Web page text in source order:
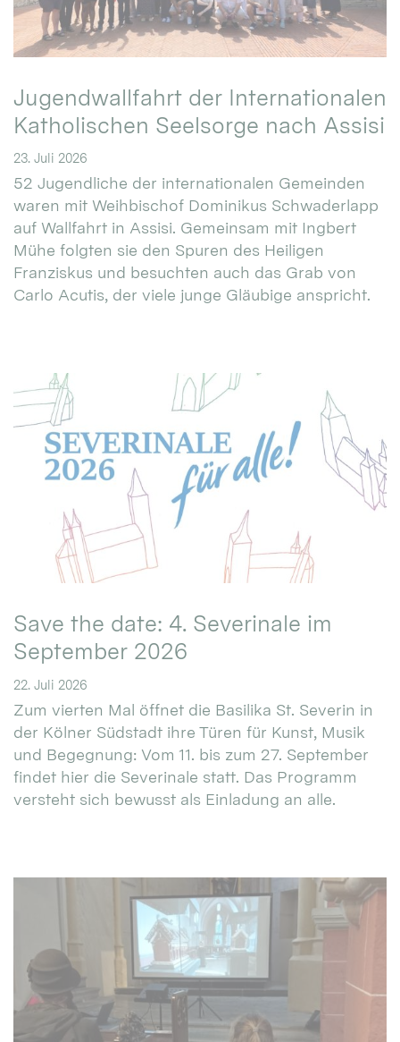
Jugendwallfahrt der Internationalen
Katholischen Seelsorge nach Assisi
23. Juli 2026
52 Jugendliche der internationalen Gemeinden
waren mit Weihbischof Dominikus Schwaderlapp
auf Wallfahrt in Assisi. Gemeinsam mit Ingbert
Mühe folgten sie den Spuren des Heiligen
Franziskus und besuchten auch das Grab von
Carlo Acutis, der viele junge Gläubige anspricht.
Save the date: 4. Severinale im
September 2026
22. Juli 2026
Zum vierten Mal öffnet die Basilika St. Severin in
der Kölner Südstadt ihre Türen für Kunst, Musik
und Begegnung: Vom 11. bis zum 27. September
findet hier die Severinale statt. Das Programm
versteht sich bewusst als Einladung an alle.